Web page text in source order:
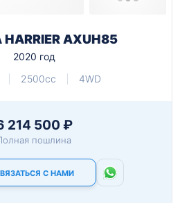
HARRIER AXUH85
2020 год
2500cc 4WD
214 500 ₽
пошлина
С НАМИ